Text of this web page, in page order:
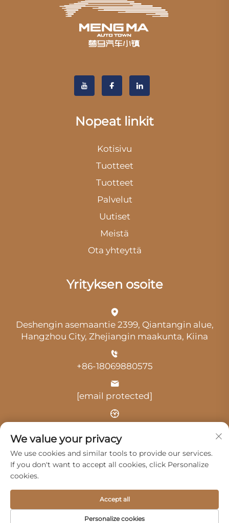
Nopeat linkit
Kotisivu
Tuotteet
Tuotteet
Palvelut
Uutiset
Meistä
Ota yhteyttä
Yrityksen osoite
Deshengin asemaantie 2399, Qiantangin alue,
Hangzhou City, Zhejiangin maakunta, Kiina
+86-18069880575
[email protected]
Aika: klo 9.00–18.00
Tekijänoikeus © 2025 Hangzhou Guangji Automobile
Tietosuojakäytäntö
We value your privacy
We use cookies and similar tools to provide our services.
If you don't want to accept all cookies, click Personalize
cookies.
Personalize cookies
Accept all